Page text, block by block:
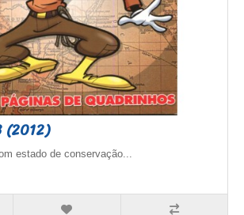
(2012)
estado de conservação...